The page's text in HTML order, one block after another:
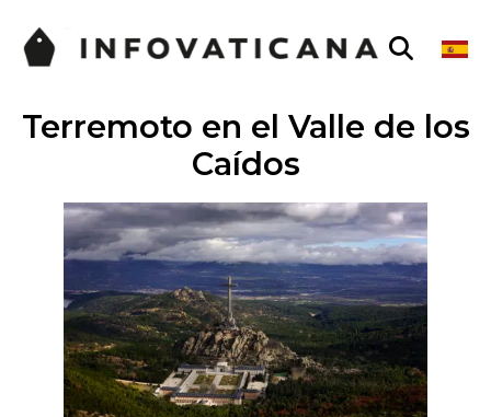
Terremoto en el Valle de los
Caídos